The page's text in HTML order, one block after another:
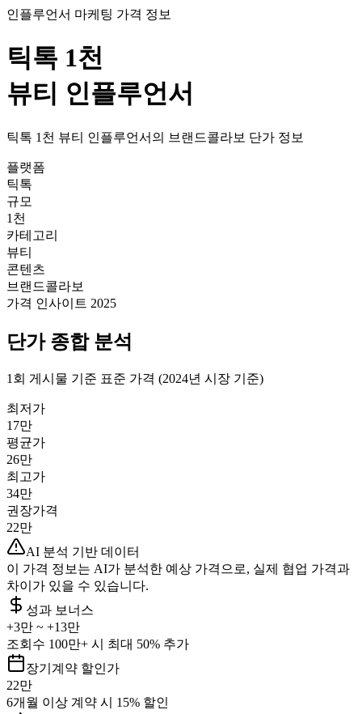
인플루언서 마케팅 가격 정보
틱톡 1천
뷰티 인플루언서
틱톡 1천 뷰티 인플루언서의 브랜드콜라보 단가 정보
플랫폼
틱톡
규모
1천
카테고리
뷰티
콘텐츠
브랜드콜라보
가격 인사이트 2025
단가종합 분석
1회 게시물 기준 표준 가격 (2024년 시장 기준)
최저가
17만
평균가
26만
최고가
34만
권장가격
22만
AI 분석 기반 데이터
이 가격 정보는 AI가 분석한 예상 가격으로, 실제 협업 가격과
차이가 있을 수 있습니다.
성과 보너스
+3만 ~ +13만
조회수 100만+ 시 최대 50% 추가
장기계약 할인가
22만
6개월 이상 계약 시 15% 할인